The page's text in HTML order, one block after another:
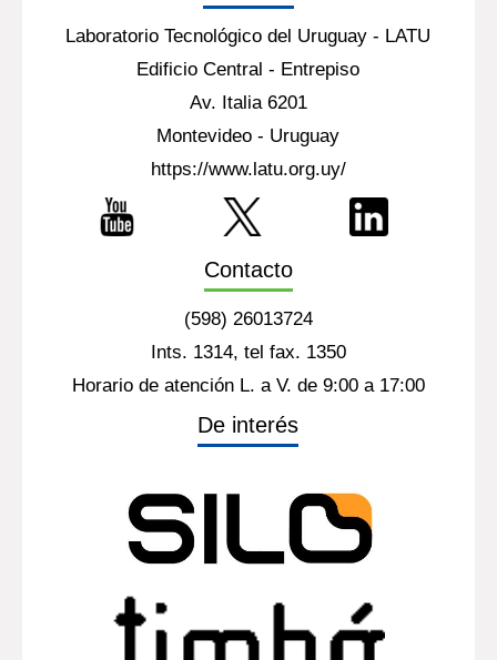
Laboratorio Tecnológico del Uruguay - LATU
Edificio Central - Entrepiso
Av. Italia 6201
Montevideo - Uruguay
https://www.latu.org.uy/
Contacto
(598) 26013724
Ints. 1314, tel fax. 1350
Horario de atención L. a V. de 9:00 a 17:00
De interés